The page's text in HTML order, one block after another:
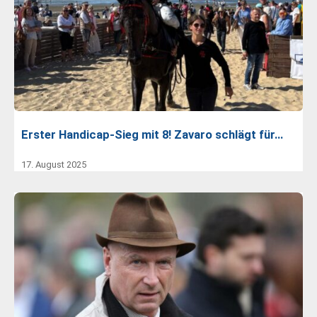
Erster Handicap-Sieg mit 8! Zavaro schlägt für…
17. August 2025